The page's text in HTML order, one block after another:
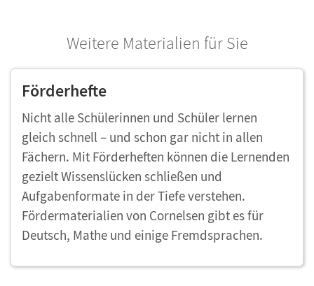
Weitere Materialien für Sie
Förderhefte
Nicht alle Schülerinnen und Schüler lernen
gleich schnell – und schon gar nicht in allen
Fächern. Mit Förderheften können die Lernenden
gezielt Wissenslücken schließen und
Aufgabenformate in der Tiefe verstehen.
Fördermaterialien von Cornelsen gibt es für
Deutsch, Mathe und einige Fremdsprachen.